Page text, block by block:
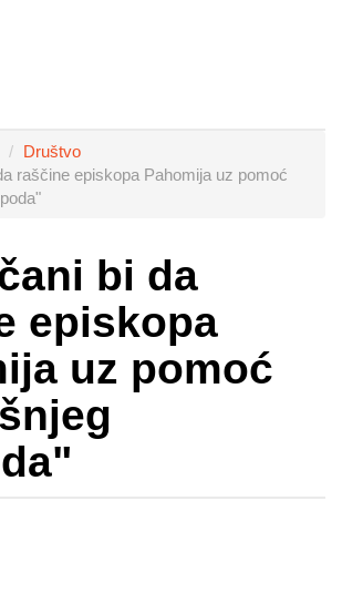
Društvo
raščine episkopa Pahomija uz pomoć
bi da
episkopa
uz pomoć